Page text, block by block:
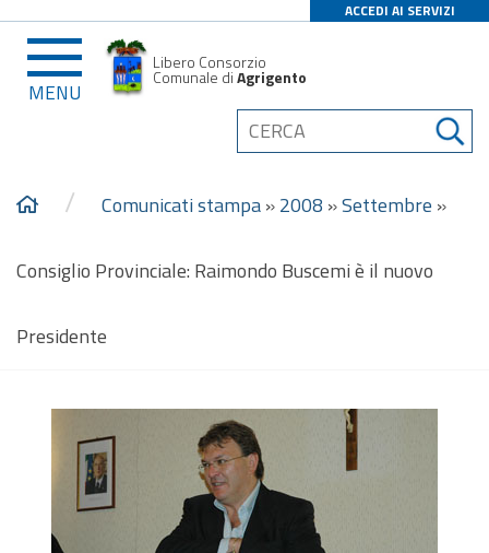
ACCEDI AI SERVIZI
MENU
Libero Consorzio
Comunale diAgrigento
/ Comunicati stampa»2008 »Settembre »
Consiglio Provinciale: Raimondo Buscemi è il nuovo
Presidente